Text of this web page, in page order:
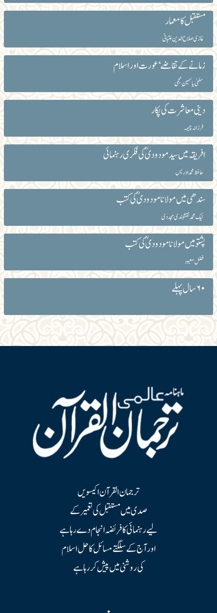
مستقبل کا معمار
غازی صلاح الدین عتبانی
زمانے کے تقاضے‘ عورت اور اسلام
سلمیٰ یاسمین نجمی
دینی معاشرت کی پکار
فرزانہ چیمہ
افریقہ میں سیدمودودیؒ کی فکری رہنمائی
حافظ محمد ادریس
سندھی میں مولانا مودودیؒ کی کتب
نیک محمد نقشبندی مجددی
پشتو میں مولانا مودودیؒ کی کتب
فضل معبود
۶۰ سال پہلے
ترجمان القرآن اکیسویں
صدی میں مستقبل کی تعمیر کے
لیے رہنمائی کا فریضہ انجام دے رہا ہے
اور آج کے سلگتے مسائل کا حل اسلام
کی روشنی میں پیش کر رہا ہے